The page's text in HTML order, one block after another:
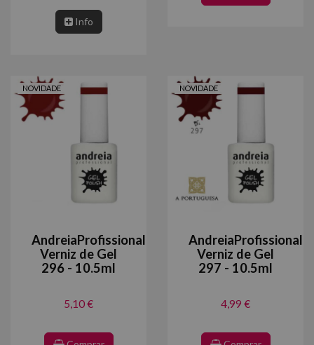
Info
NOVIDADE
AndreiaProfissional
Verniz de Gel
296 - 10.5ml
5,10 €
NOVIDADE
AndreiaProfissional
Verniz de Gel
297 - 10.5ml
4,99 €